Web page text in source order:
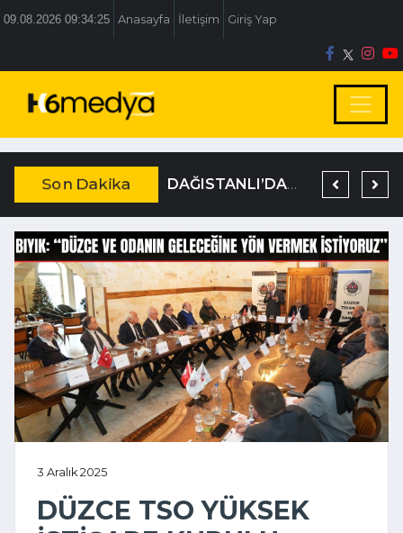
09.08.2026 09:34:26 Anasayfa İletişim Giriş Yap
Son Dakika DAĞISTANLI’DAN, ÖZLÜ’NÜN OTOGAR KARARINA SERT TEPKİ
3 Aralık 2025
DÜZCE TSO YÜKSEK